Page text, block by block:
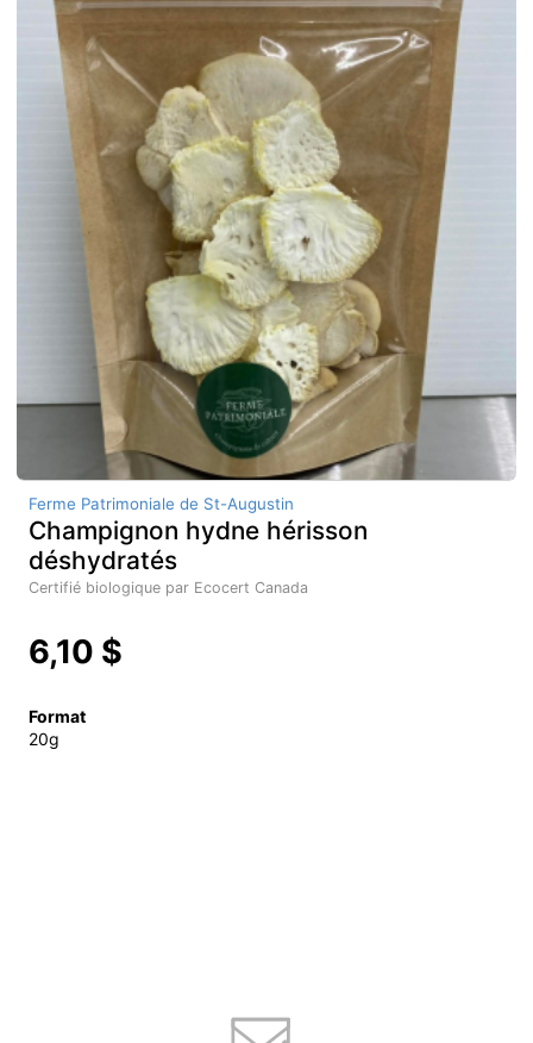
Ferme Patrimoniale de St-Augustin
Champignon hydne hérisson
déshydratés
Certifié biologique par Ecocert Canada
6,10 $
Format
20g